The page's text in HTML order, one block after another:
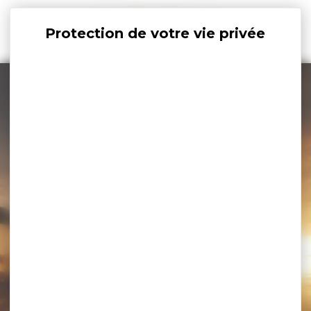
Panneau de gestion des cookies